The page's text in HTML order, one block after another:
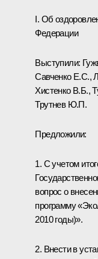
I. Об
Федерации
Выступили:
Савченко Е.С.,
Хистенко В.Б.,
Трутнев Ю.П.
Предложили:
1. С учетом
вопрос о
программу
2010 годы)».
2. Внести в